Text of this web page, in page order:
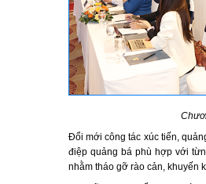
Đổi mới công tác xúc tiến,
điệp quảng bá phù hợp với
nhằm tháo gỡ rào cản, khuyến